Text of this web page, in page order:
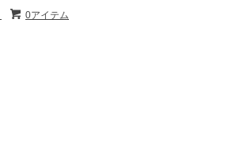
0アイテム